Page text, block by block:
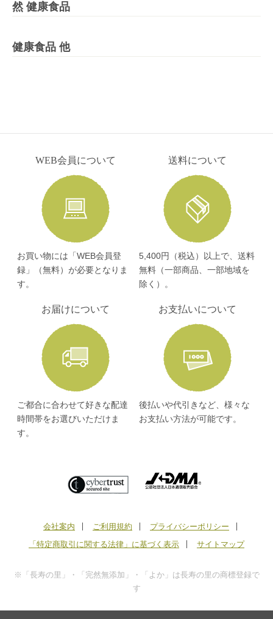
然 健康食品
健康食品 他
WEB会員について
お買い物には「WEB会員登
録」（無料）が必要となりま
す。
送料について
5,400円（税込）以上で、送料
無料（一部商品、一部地域を
除く）。
お届けについて
ご都合に合わせて好きな配達
時間帯をお選びいただけま
す。
お支払いについて
後払いや代引きなど、様々な
お支払い方法が可能です。
会社案内 ご利用規約
プライバシーポリシー
「特定商取引に関する法律」に基づく表示
サイトマップ
※「長寿の里」・「完然無添加」・「よか」は長寿の里の商標登録で
す